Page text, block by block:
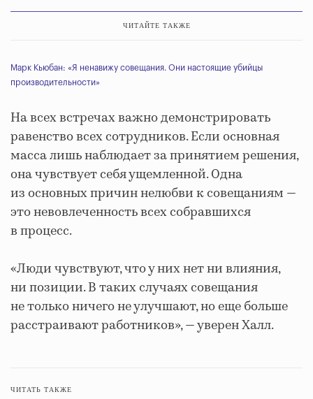
ЧИТАЙТЕ ТАКЖЕ
Марк Кьюбан: «Я ненавижу совещания. Они настоящие убийцы
производительности»
На всех встречах важно демонстрировать
равенство всех сотрудников. Если основная
масса лишь наблюдает за принятием решения,
она чувствует себя ущемленной. Одна
из основных причин нелюбви к совещаниям —
это невовлеченность всех собравшихся
в процесс.
«Люди чувствуют, что у них нет ни влияния,
ни позиции. В таких случаях совещания
не только ничего не улучшают, но еще больше
расстраивают работников», — уверен Халл.
ЧИТАТЬ ТАКЖЕ